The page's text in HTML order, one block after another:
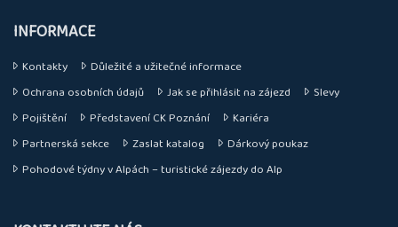
INFORMACE
Kontakty
Důležité a užitečné informace
Ochrana osobních údajů
Jak se přihlásit na zájezd
Slevy
Pojištění
Představení CK Poznání
Kariéra
Partnerská sekce
Zaslat katalog
Dárkový poukaz
Pohodové týdny v Alpách – turistické zájezdy do Alp